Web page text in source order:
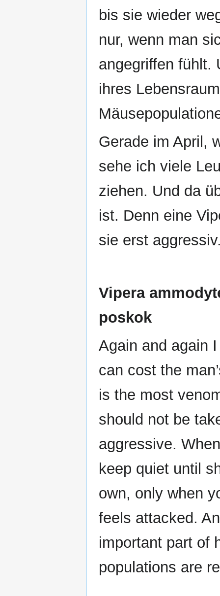
bis sie wieder
nur, wenn man
angegriffen fühlt.
ihres
Gerade im April,
sehe ich viele
ziehen. Und da
ist. Denn eine
sie erst
Vipera
poskok
Again and again
can cost the
is the most
should not be
aggressive.
keep quiet until
own, only when
feels attacked.
important part of
populations are